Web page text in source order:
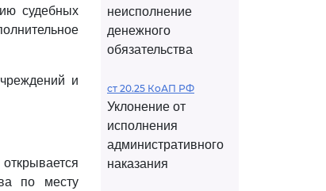
судебных
и
по месту
неисполнение
денежного
обязательства
ст 20.25 КоАП РФ
Уклонение от
исполнения
административного
наказания